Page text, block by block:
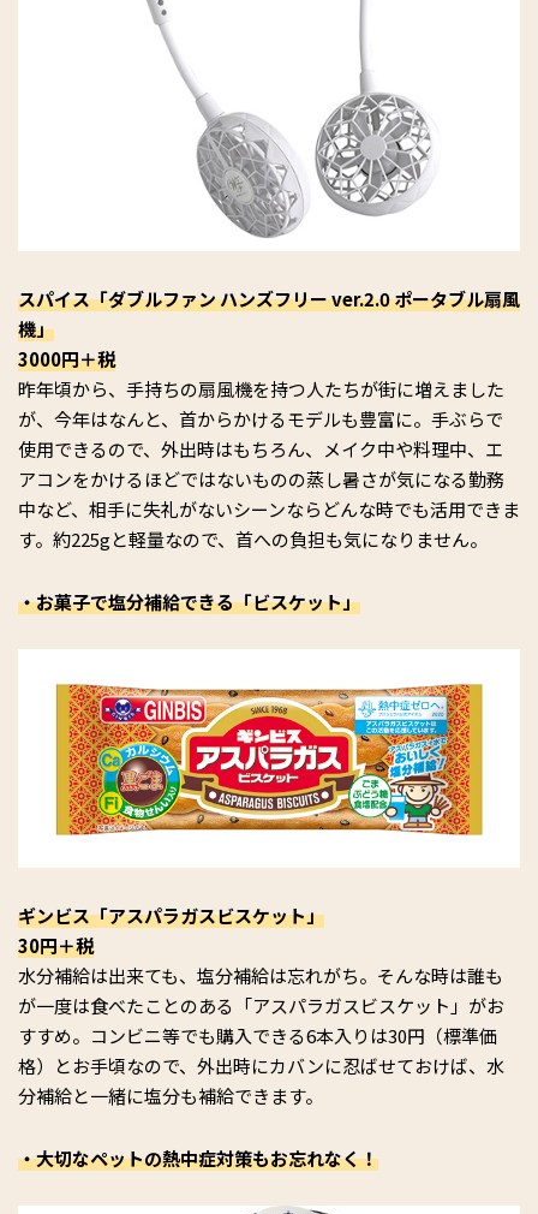
スパイス「ダブルファン ハンズフリー ver.2.0 ポータブル扇風
機」
3000円＋税
昨年頃から、手持ちの扇風機を持つ人たちが街に増えました
が、今年はなんと、首からかけるモデルも豊富に。手ぶらで
使用できるので、外出時はもちろん、メイク中や料理中、エ
アコンをかけるほどではないものの蒸し暑さが気になる勤務
中など、相手に失礼がないシーンならどんな時でも活用できま
す。約225gと軽量なので、首への負担も気になりません。
・お菓子で塩分補給できる「ビスケット」
ギンビス「アスパラガスビスケット」
30円＋税
水分補給は出来ても、塩分補給は忘れがち。そんな時は誰も
が一度は食べたことのある「アスパラガスビスケット」がお
すすめ。コンビニ等でも購入できる6本入りは30円（標準価
格）とお手頃なので、外出時にカバンに忍ばせておけば、水
分補給と一緒に塩分も補給できます。
・大切なペットの熱中症対策もお忘れなく！